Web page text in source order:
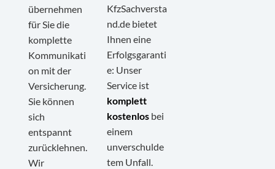
übernehmen
für Sie die
komplette
Kommunikati
on mit der
Versicherung.
Sie können
sich
entspannt
zurücklehnen.
Wir
KfzSachversta
nd.de bietet
Ihnen eine
Erfolgsgaranti
e: Unser
Service ist
komplett
kostenlos bei
einem
unverschulde
tem Unfall.